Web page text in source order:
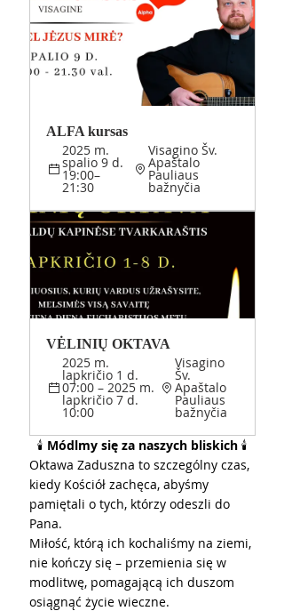
ALFA kursas
2025 m.
spalio 9 d.
19:00–
21:30
Visagino Šv.
Apaštalo
Pauliaus
bažnyčia
VĖLINIŲ OKTAVA
2025 m.
lapkričio 1 d.
07:00 – 2025 m.
lapkričio 7 d.
10:00
Visagino
Šv.
Apaštalo
Pauliaus
bažnyčia
🕯️ Módlmy się za naszych bliskich 🕯️
Oktawa Zaduszna to szczególny czas,
kiedy Kościół zachęca, abyśmy
pamiętali o tych, którzy odeszli do
Pana.
Miłość, którą ich kochaliśmy na ziemi,
nie kończy się – przemienia się w
modlitwę, pomagającą ich duszom
osiągnąć życie wieczne.